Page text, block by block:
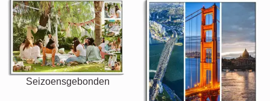
Seizoensgebonden